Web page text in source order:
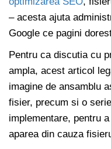
– acesta ajuta
Google ce pagini
Pentru ca discutia cu
ampla, acest articol
imagine de ansamblu
fisier, precum si o
implementare, pentru
aparea din cauza